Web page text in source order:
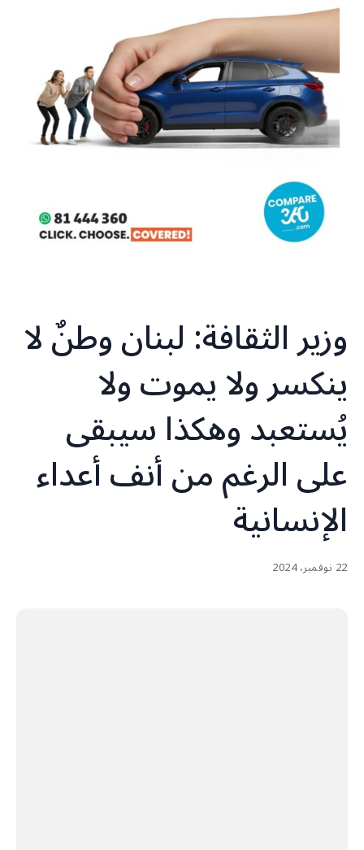
وزير الثقافة: لبنان وطنٌ لا
ينكسر ولا يموت ولا
يُستعبد وهكذا سيبقى
على الرغم من أنف أعداء
الإنسانية
22 نوفمبر، 2024